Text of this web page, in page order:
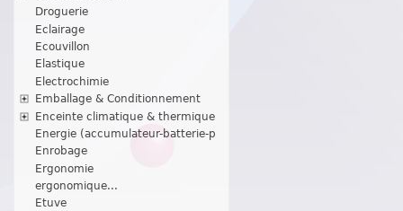
Droguerie
Eclairage
Ecouvillon
Elastique
Electrochimie
Emballage & Conditionnement
Enceinte climatique & thermique
Energie (accumulateur-batterie-p
Enrobage
Ergonomie
ergonomique...
Etuve